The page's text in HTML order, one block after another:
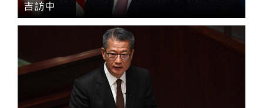
吉訪中